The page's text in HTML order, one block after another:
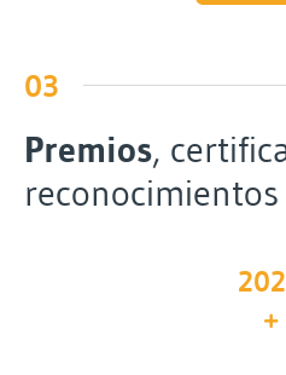
03
Premios,
reconocimientos